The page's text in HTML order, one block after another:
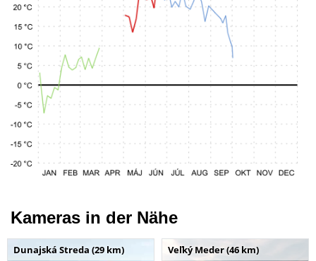
Kameras in der Nähe
Dunajská Streda (29 km) Veľký Meder (46 km)